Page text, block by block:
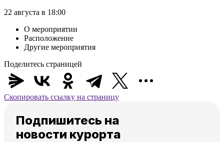
22 августа в 18:00
О мероприятии
Расположение
Другие мероприятия
Поделитесь страницей
Скопировать ссылку на страницу
Подпишитесь на
новости курорта